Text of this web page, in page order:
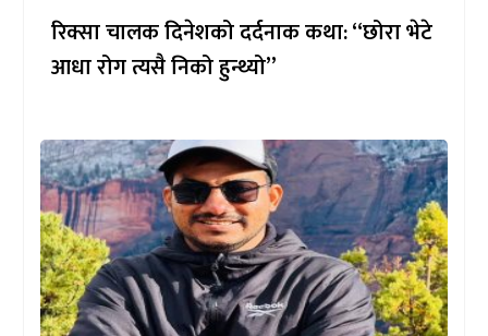
रिक्सा चालक दिनेशको दर्दनाक कथा: “छोरा भेटे
आधा रोग त्यसै निको हुन्थ्यो”